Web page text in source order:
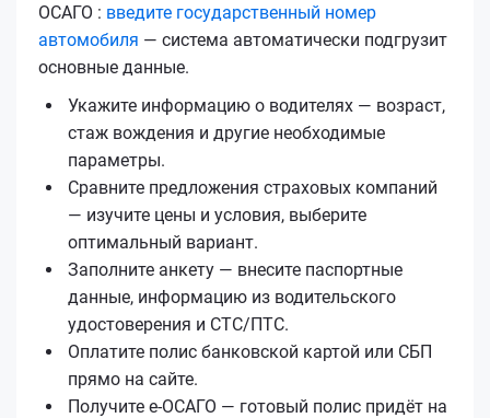
ОСАГО : введите государственный номер
автомобиля — система автоматически подгрузит
основные данные.
Укажите информацию о водителях — возраст,
стаж вождения и другие необходимые
параметры.
Сравните предложения страховых компаний
— изучите цены и условия, выберите
оптимальный вариант.
Заполните анкету — внесите паспортные
данные, информацию из водительского
удостоверения и СТС/ПТС.
Оплатите полис банковской картой или СБП
прямо на сайте.
Получите е‑ОСАГО — готовый полис придёт на